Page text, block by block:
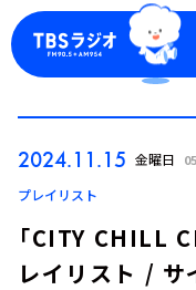
2024.11.15 金曜日
プレイリスト
「CITY CHILL
レイリスト / サ